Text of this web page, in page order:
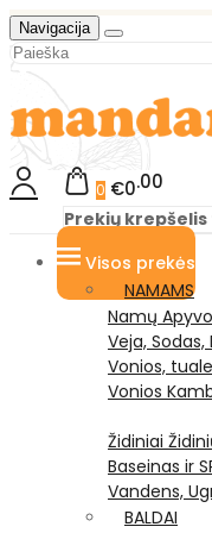
Navigacija
0 €0 00
Prekių
Visos prekės
NAMAMS
Namų
Veja, Sodas,
Vonios,
Vonios
Židiniai
Baseinas ir
Vandens,
BALDAI